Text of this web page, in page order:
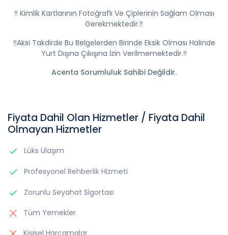
‼️ Kimlik Kartlarının Fotoğraflı Ve Çiplerinin Sağlam Olması
Gerekmektedir.‼️
‼️Aksi Takdirde Bu Belgelerden Birinde Eksik Olması Halinde
Yurt Dışına Çıkışına İzin Verilmemektedir.‼️
Acenta Sorumluluk Sahibi Değildir.
Fiyata Dahil Olan Hizmetler / Fiyata Dahil
Olmayan Hizmetler
Lüks Ulaşım
Profesyonel Rehberlik Hizmeti
Zorunlu Seyahat Sigortası
Tüm Yemekler
Kişisel Harcamalar